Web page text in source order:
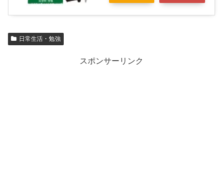
日常生活・勉強
スポンサーリンク